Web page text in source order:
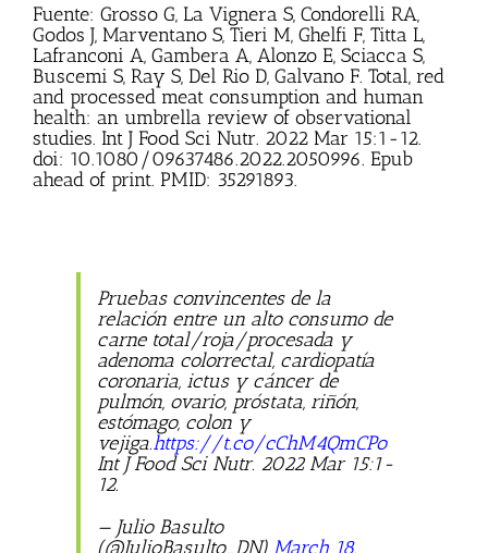
Fuente: Grosso G, La Vignera S, Condorelli RA,
Godos J, Marventano S, Tieri M, Ghelfi F, Titta L,
Lafranconi A, Gambera A, Alonzo E, Sciacca S,
Buscemi S, Ray S, Del Rio D, Galvano F. Total, red
and processed meat consumption and human
health: an umbrella review of observational
studies. Int J Food Sci Nutr. 2022 Mar 15:1-12.
doi: 10.1080/09637486.2022.2050996. Epub
ahead of print. PMID: 35291893.
Pruebas convincentes de la
relación entre un alto consumo de
carne total/roja/procesada y
adenoma colorrectal, cardiopatía
coronaria, ictus y cáncer de
pulmón, ovario, próstata, riñón,
estómago, colon y
vejiga.https://t.co/cChM4QmCPo
Int J Food Sci Nutr. 2022 Mar 15:1-
12.
— ️‍Julio Basulto
(@JulioBasulto_DN) March 18,